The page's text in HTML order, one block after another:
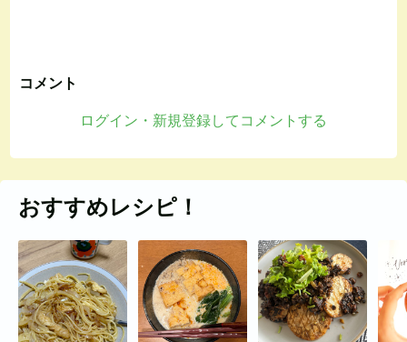
コメント
ログイン・新規登録してコメントする
おすすめレシピ！